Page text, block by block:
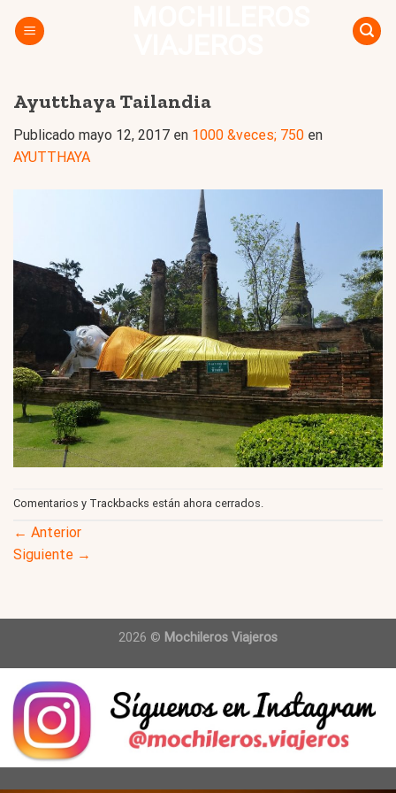
Ayutthaya Tailandia
Publicado mayo 12, 2017 en 1000 &veces; 750 en
AYUTTHAYA
Comentarios y Trackbacks están ahora cerrados.
← Anterior
Siguiente →
2026 © Mochileros Viajeros